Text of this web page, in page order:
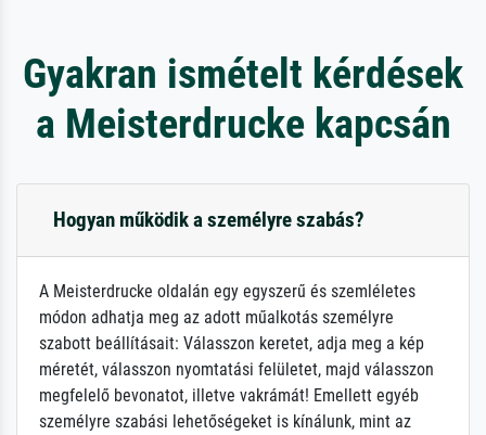
Gyakran ismételt kérdések
a Meisterdrucke kapcsán
Hogyan működik a személyre szabás?
A Meisterdrucke oldalán egy egyszerű és szemléletes
módon adhatja meg az adott műalkotás személyre
szabott beállításait: Válasszon keretet, adja meg a kép
méretét, válasszon nyomtatási felületet, majd válasszon
megfelelő bevonatot, illetve vakrámát! Emellett egyéb
személyre szabási lehetőségeket is kínálunk, mint az